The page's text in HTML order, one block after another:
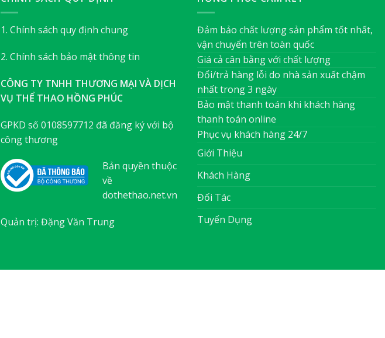
1. Chính sách quy định chung
2. Chính sách bảo mật thông tin
CÔNG TY TNHH THƯƠNG MẠI VÀ DỊCH
VỤ THỂ THAO HỒNG PHÚC
GPKD số 0108597712 đã đăng ký với bộ
công thương
Bản quyền thuộc
về
dothethao.net.vn
Quản trị: Đặng Văn Trung
Đảm bảo chất lượng sản phẩm tốt nhất,
vận chuyển trên toàn quốc
Giá cả cân bằng với chất lượng
Đổi/trả hàng lỗi do nhà sản xuất chậm
nhất trong 3 ngày
Bảo mật thanh toán khi khách hàng
thanh toán online
Phục vụ khách hàng 24/7
Giới Thiệu
Khách Hàng
Đối Tác
Tuyển Dụng